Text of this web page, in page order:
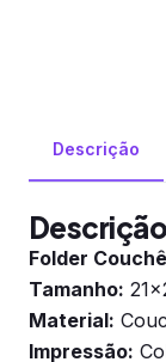
Descrição
Descrição
Folder
Tamanho:
Material:
Impressão: